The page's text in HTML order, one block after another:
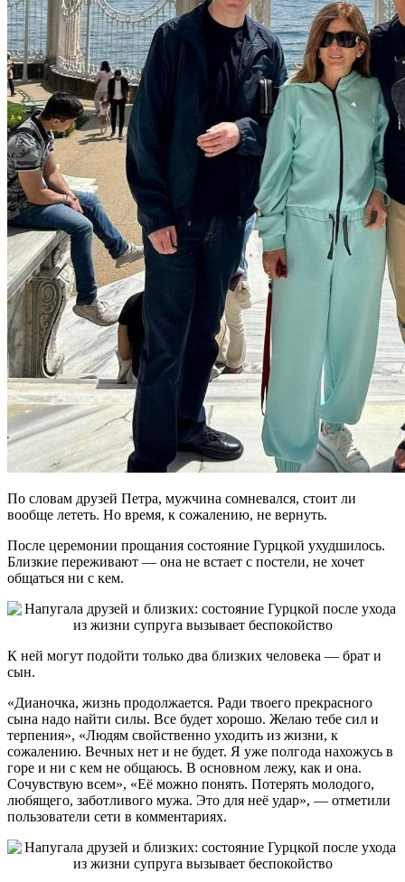
По словам друзей Петра, мужчина сомневался, стоит ли
вообще лететь. Но время, к сожалению, не вернуть.
После церемонии прощания состояние Гурцкой ухудшилось.
Близкие переживают — она не встает с постели, не хочет
общаться ни с кем.
К ней могут подойти только два близких человека — брат и
сын.
«Дианочка, жизнь продолжается. Ради твоего прекрасного
сына надо найти силы. Все будет хорошо. Желаю тебе сил и
терпения», «Людям свойственно уходить из жизни, к
сожалению. Вечных нет и не будет. Я уже полгода нахожусь в
горе и ни с кем не общаюсь. В основном лежу, как и она.
Сочувствую всем», «Её можно понять. Потерять молодого,
любящего, заботливого мужа. Это для неё удар», — отметили
пользователи сети в комментариях.